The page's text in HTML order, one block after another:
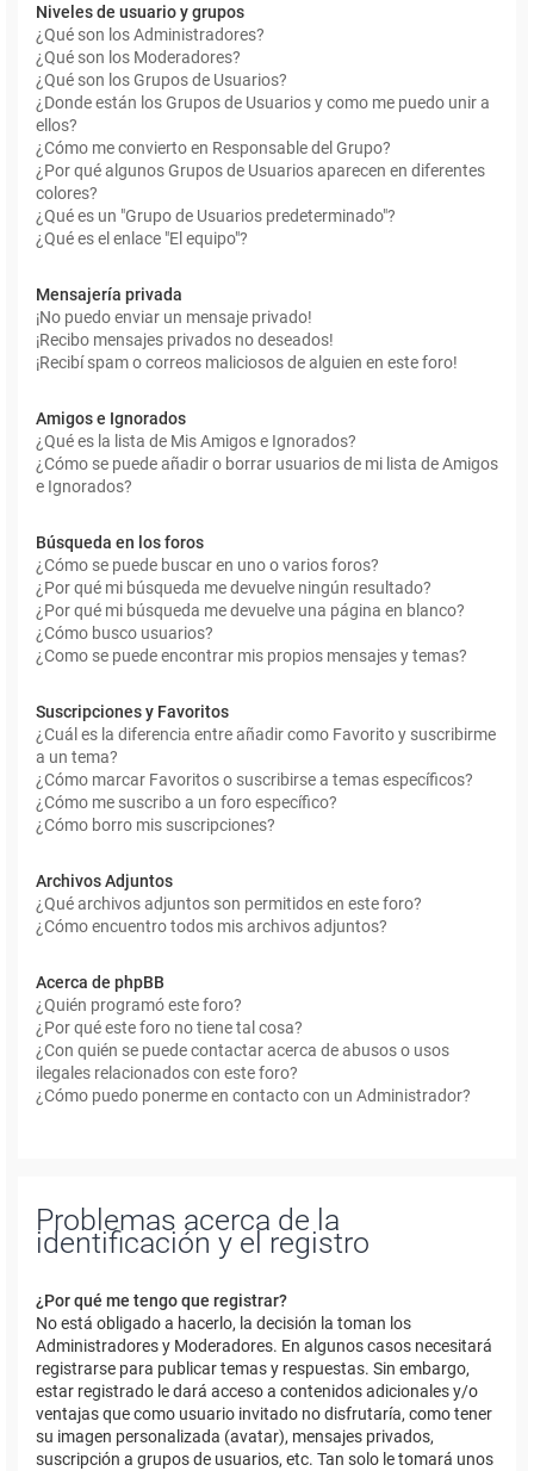
Niveles de usuario y grupos
¿Qué son los Administradores?
¿Qué son los Moderadores?
¿Qué son los Grupos de Usuarios?
¿Donde están los Grupos de Usuarios y como me puedo unir a
ellos?
¿Cómo me convierto en Responsable del Grupo?
¿Por qué algunos Grupos de Usuarios aparecen en diferentes
colores?
¿Qué es un "Grupo de Usuarios predeterminado"?
¿Qué es el enlace "El equipo"?
Mensajería privada
¡No puedo enviar un mensaje privado!
¡Recibo mensajes privados no deseados!
¡Recibí spam o correos maliciosos de alguien en este foro!
Amigos e Ignorados
¿Qué es la lista de Mis Amigos e Ignorados?
¿Cómo se puede añadir o borrar usuarios de mi lista de Amigos
e Ignorados?
Búsqueda en los foros
¿Cómo se puede buscar en uno o varios foros?
¿Por qué mi búsqueda me devuelve ningún resultado?
¿Por qué mi búsqueda me devuelve una página en blanco?
¿Cómo busco usuarios?
¿Como se puede encontrar mis propios mensajes y temas?
Suscripciones y Favoritos
¿Cuál es la diferencia entre añadir como Favorito y suscribirme
a un tema?
¿Cómo marcar Favoritos o suscribirse a temas específicos?
¿Cómo me suscribo a un foro específico?
¿Cómo borro mis suscripciones?
Archivos Adjuntos
¿Qué archivos adjuntos son permitidos en este foro?
¿Cómo encuentro todos mis archivos adjuntos?
Acerca de phpBB
¿Quién programó este foro?
¿Por qué este foro no tiene tal cosa?
¿Con quién se puede contactar acerca de abusos o usos
ilegales relacionados con este foro?
¿Cómo puedo ponerme en contacto con un Administrador?
Problemas acerca de la
identificación y el registro
¿Por qué me tengo que registrar?
No está obligado a hacerlo, la decisión la toman los
Administradores y Moderadores. En algunos casos necesitará
registrarse para publicar temas y respuestas. Sin embargo,
estar registrado le dará acceso a contenidos adicionales y/o
ventajas que como usuario invitado no disfrutaría, como tener
su imagen personalizada (avatar), mensajes privados,
suscripción a grupos de usuarios, etc. Tan solo le tomará unos